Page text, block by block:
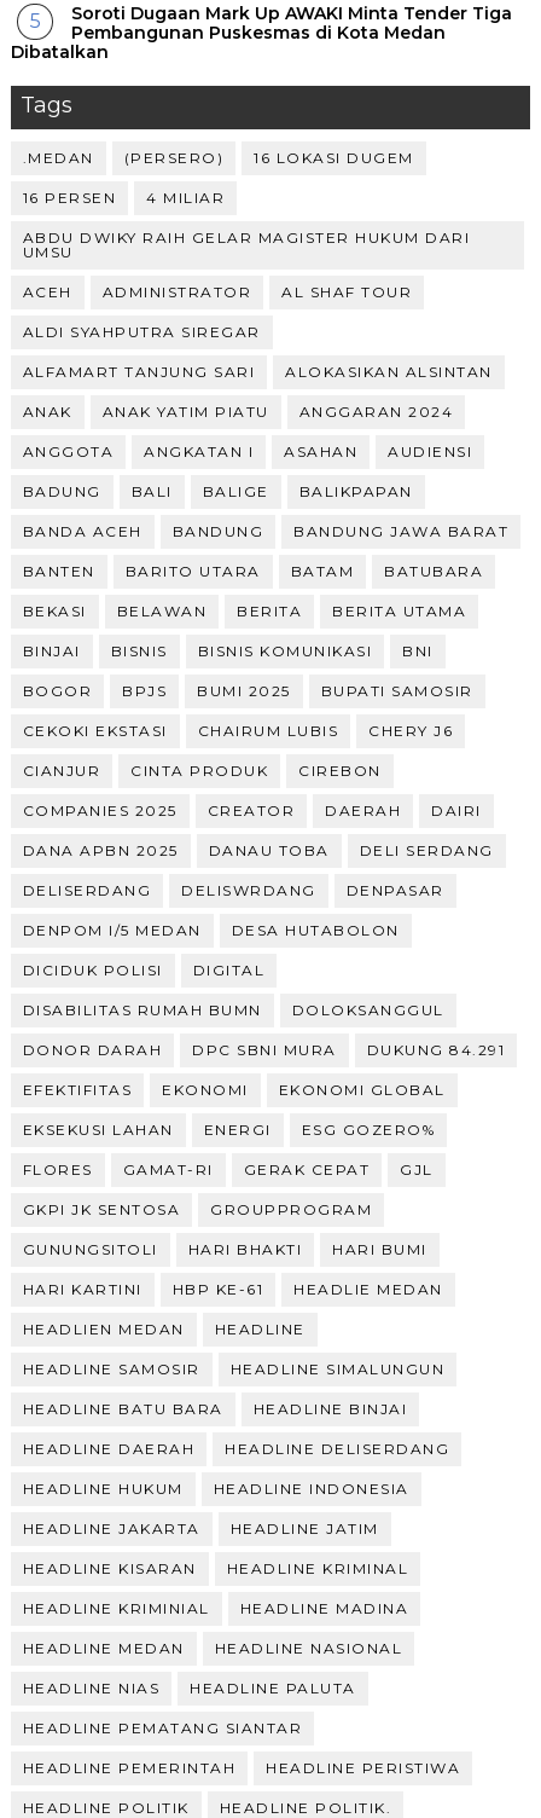
Soroti Dugaan Mark Up AWAKI Minta Tender Tiga
Pembangunan Puskesmas di Kota Medan
Dibatalkan
Tags
.MEDAN (PERSERO) 16 LOKASI DUGEM
16 PERSEN 4 MILIAR
ABDU DWIKY RAIH GELAR MAGISTER HUKUM DARI
UMSU
ACEH ADMINISTRATOR AL SHAF TOUR
ALDI SYAHPUTRA SIREGAR
ALFAMART TANJUNG SARI ALOKASIKAN ALSINTAN
ANAK ANAK YATIM PIATU ANGGARAN 2024
ANGGOTA ANGKATAN I ASAHAN AUDIENSI
BADUNG BALI BALIGE BALIKPAPAN
BANDA ACEH BANDUNG BANDUNG JAWA BARAT
BANTEN BARITO UTARA BATAM BATUBARA
BEKASI BELAWAN BERITA BERITA UTAMA
BINJAI BISNIS BISNIS KOMUNIKASI BNI
BOGOR BPJS BUMI 2025 BUPATI SAMOSIR
CEKOKI EKSTASI CHAIRUM LUBIS CHERY J6
CIANJUR CINTA PRODUK CIREBON
COMPANIES 2025 CREATOR DAERAH DAIRI
DANA APBN 2025 DANAU TOBA DELI SERDANG
DELISERDANG DELISWRDANG DENPASAR
DENPOM I/5 MEDAN DESA HUTABOLON
DICIDUK POLISI DIGITAL
DISABILITAS RUMAH BUMN DOLOKSANGGUL
DONOR DARAH DPC SBNI MURA DUKUNG 84.291
EFEKTIFITAS EKONOMI EKONOMI GLOBAL
EKSEKUSI LAHAN ENERGI ESG GOZERO%
FLORES GAMAT-RI GERAK CEPAT GJL
GKPI JK SENTOSA GROUPPROGRAM
GUNUNGSITOLI HARI BHAKTI HARI BUMI
HARI KARTINI HBP KE-61 HEADLIE MEDAN
HEADLIEN MEDAN HEADLINE
HEADLINE SAMOSIR HEADLINE SIMALUNGUN
HEADLINE BATU BARA HEADLINE BINJAI
HEADLINE DAERAH HEADLINE DELISERDANG
HEADLINE HUKUM HEADLINE INDONESIA
HEADLINE JAKARTA HEADLINE JATIM
HEADLINE KISARAN HEADLINE KRIMINAL
HEADLINE KRIMINIAL HEADLINE MADINA
HEADLINE MEDAN HEADLINE NASIONAL
HEADLINE NIAS HEADLINE PALUTA
HEADLINE PEMATANG SIANTAR
HEADLINE PEMERINTAH HEADLINE PERISTIWA
HEADLINE POLITIK HEADLINE POLITIK.